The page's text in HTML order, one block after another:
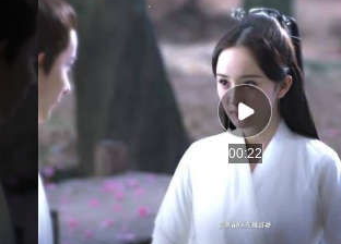
00:22